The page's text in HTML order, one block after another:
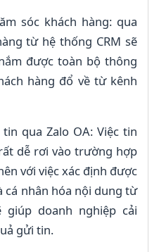
sóc khách hàng: qua
từ hệ thống CRM sẽ
được toàn bộ thông
hàng đổ về từ kênh
qua Zalo OA: Việc tin
dễ rơi vào trường hợp
với việc xác định được
cá nhân hóa nội dung từ
giúp doanh nghiệp cải
gửi tin.